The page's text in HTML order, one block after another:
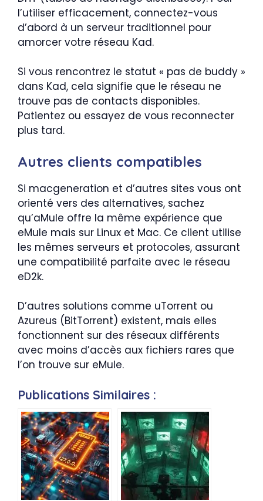
l’utiliser efficacement, connectez-vous
d’abord à un serveur traditionnel pour
amorcer votre réseau Kad.
Si vous rencontrez le statut « pas de buddy »
dans Kad, cela signifie que le réseau ne
trouve pas de contacts disponibles.
Patientez ou essayez de vous reconnecter
plus tard.
Autres clients compatibles
Si macgeneration et d’autres sites vous ont
orienté vers des alternatives, sachez
qu’aMule offre la même expérience que
eMule mais sur Linux et Mac. Ce client utilise
les mêmes serveurs et protocoles, assurant
une compatibilité parfaite avec le réseau
eD2k.
D’autres solutions comme uTorrent ou
Azureus (BitTorrent) existent, mais elles
fonctionnent sur des réseaux différents
avec moins d’accès aux fichiers rares que
l’on trouve sur eMule.
Publications Similaires :